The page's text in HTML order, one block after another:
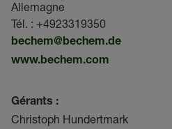
Allemagne
Tél. : +4923319350
bechem@bechem.de
www.bechem.com
Gérants :
Christoph Hundertmark